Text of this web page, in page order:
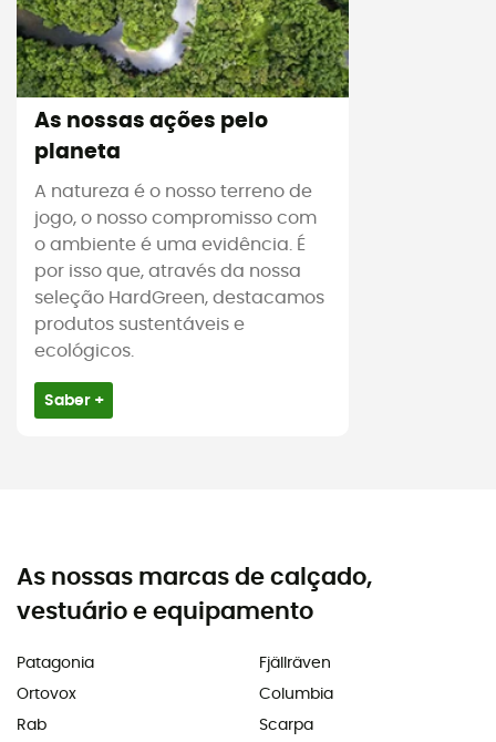
As nossas ações pelo
planeta
A natureza é o nosso terreno de
jogo, o nosso compromisso com
o ambiente é uma evidência. É
por isso que, através da nossa
seleção HardGreen, destacamos
produtos sustentáveis e
ecológicos.
Saber +
As nossas marcas de calçado,
vestuário e equipamento
Patagonia
Ortovox
Rab
Fjällräven
Columbia
Scarpa